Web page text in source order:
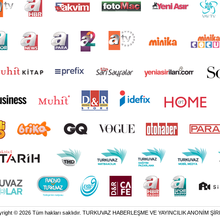
© 2026 Tüm hakları saklıdır. TURKUVAZ HABERLEŞME VE YAYINCILIK ANONİM